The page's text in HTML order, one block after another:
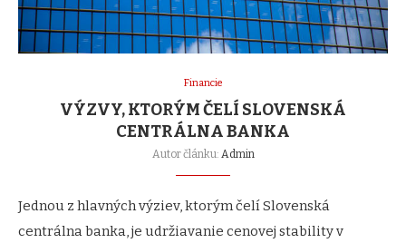
Financie
VÝZVY, KTORÝM ČELÍ SLOVENSKÁ
CENTRÁLNA BANKA
Autor článku: Admin
Jednou z hlavných výziev, ktorým čelí Slovenská
centrálna banka, je udržiavanie cenovej stability v